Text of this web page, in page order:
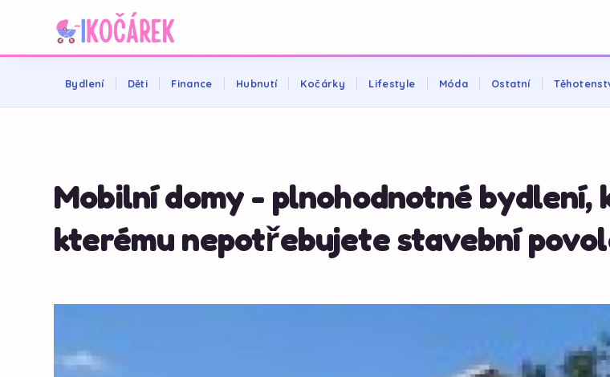
Bydlení Děti Finance Hubnutí Kočárky Lifestyle Móda Ostatní
Mobilní domy - plnohodnotné bydlení,
kterému nepotřebujete stavební